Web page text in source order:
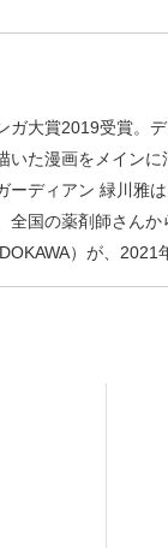
ガ大賞2019受賞。
いた漫画をメイン
ーディアン 緑川雅
全国の薬剤師さん
）が、2021